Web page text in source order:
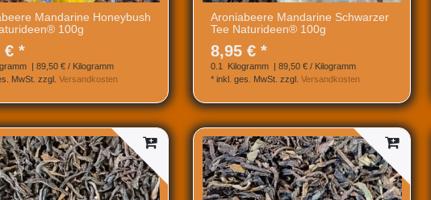
Mandarine Honeybush
100g
€ *
| 89,50 € / Kilogramm
MwSt. zzgl. Versandkosten
Aroniabeere Mandarine Schwarzer
Tee Naturideen® 100g
8,95 € *
0.1 Kilogramm | 89,50 € / Kilogramm
* inkl. ges. MwSt. zzgl. Versandkosten